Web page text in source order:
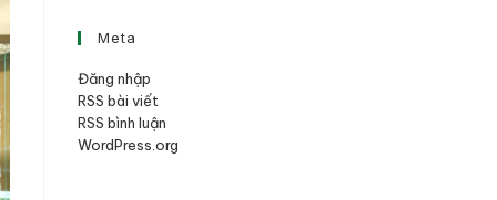
Meta
Đăng nhập
RSS bài viết
RSS bình luận
WordPress.org